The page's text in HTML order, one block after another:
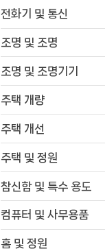
전화기 및 통신
조명 및 조명
조명 및 조명기기
주택 개량
주택 개선
주택 및 정원
참신함 및 특수 용도
컴퓨터 및 사무용품
홈 및 정원